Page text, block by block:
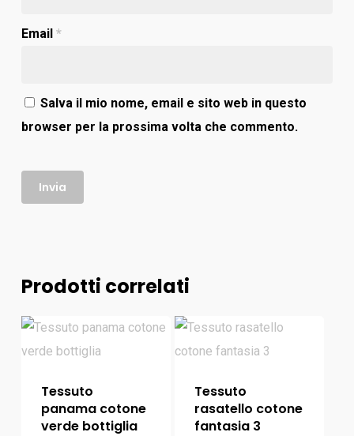
Email *
Salva il mio nome, email e sito web in questo
browser per la prossima volta che commento.
Prodotti correlati
Tessuto
panama cotone
verde bottiglia
Tessuto
rasatello cotone
fantasia 3